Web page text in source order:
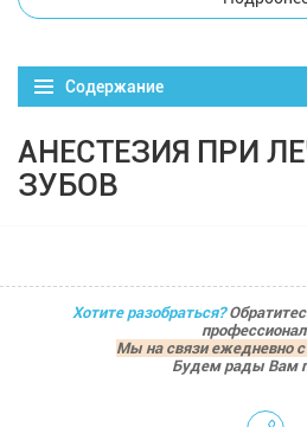
Содержание
АНЕСТЕЗИЯ ПРИ
ЗУБОВ
Хотите разобраться?
Мы на связи ежедневно с
Будем рады Вам